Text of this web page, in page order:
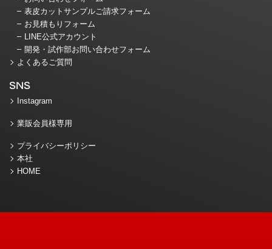
表皮カットサンプルご請求フォーム
お見積もりフォーム
LINE公式アカウント
開発・試作部お問い合わせフォーム
よくあるご質問
SNS
Instagram
業販会員様専用
プライバシーポリシー
本社
HOME